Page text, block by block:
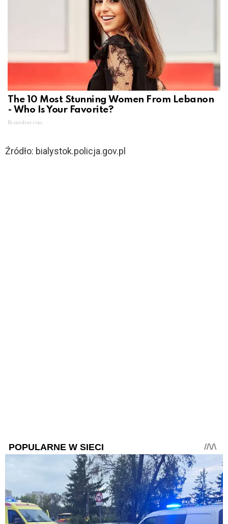
The 10 Most Stunning Women From Lebanon
- Who Is Your Favorite?
Brainberries
Źródło: bialystok.policja.gov.pl
POPULARNE W SIECI